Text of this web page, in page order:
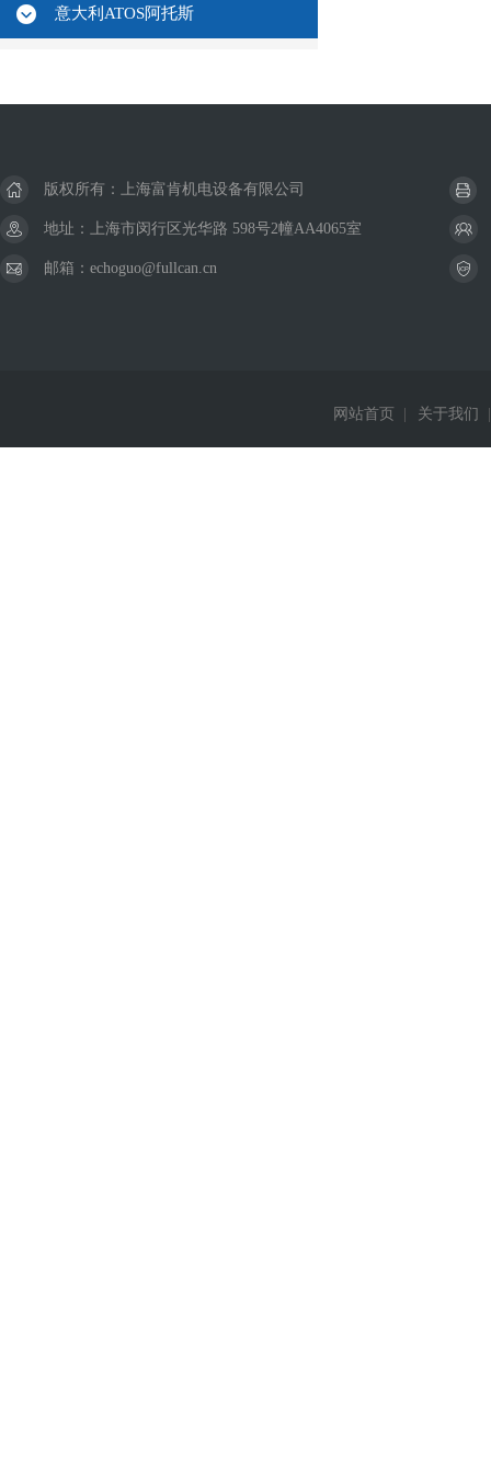
意大利ATOS阿托斯
版权所有：上海富肯机电设备有限公司
地址：上海市闵行区光华路 598号2幢AA4065室
邮箱：echoguo@fullcan.cn
网站首页 关于我们